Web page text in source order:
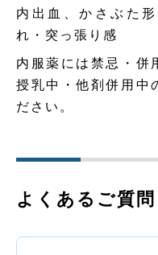
内出血、かさぶた
れ・突っ張り感
内服薬には禁忌・併
授乳中・他剤併用中
ださい。
よくあるご質問